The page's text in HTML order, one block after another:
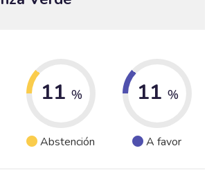
11 %
Abstención
11 %
A favor